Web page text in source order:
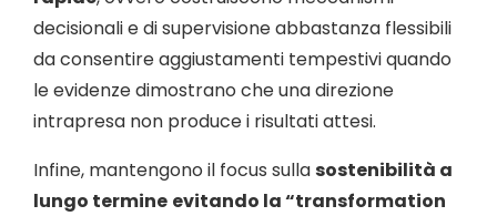
decisionali e di supervisione abbastanza flessibili
da consentire aggiustamenti tempestivi quando
le evidenze dimostrano che una direzione
intrapresa non produce i risultati attesi.
Infine, mantengono il focus sullasostenibilità a
lungo termine evitando la “transformation